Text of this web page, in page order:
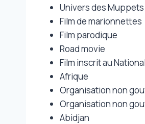
Univers des Muppets
Film de marionnettes
Film parodique
Road movie
Film inscrit au
Afrique
Organisation non
Organisation non
Abidjan